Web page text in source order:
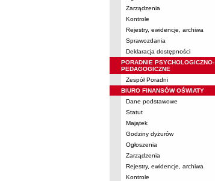
Zarządzenia
Kontrole
Rejestry, ewidencje, archiwa
Sprawozdania
Deklaracja dostępności
PORADNIE PSYCHOLOGICZNO-
PEDAGOGICZNE
Zespół Poradni
BIURO FINANSÓW OŚWIATY
Dane podstawowe
Statut
Majątek
Godziny dyżurów
Ogłoszenia
Zarządzenia
Rejestry, ewidencje, archiwa
Kontrole